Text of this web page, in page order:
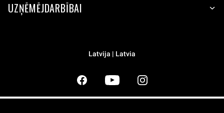
UZŅĒMĒJDARBĪBAI
Latvija | Latvia